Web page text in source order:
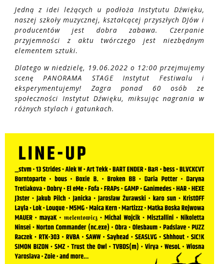
Jedną z idei leżących u podłoża Instytutu Dźwięku,
naszej szkoły muzycznej, kształcącej przyszłych DJów i
producentów jest dobra zabawa. Czerpanie
przyjemności z aktu twórczego jest niezbędnym
elementem sztuki.
Dlatego w niedzielę, 19.06.2022 o 12:00 przejmujemy
scenę PANORAMA STAGE Instytut Festiwalu i
eksperymentujemy! Zagra ponad 60 osób ze
społeczności Instytut Dźwięku, miksując nagrania w
różnych stylach i gatunkach.